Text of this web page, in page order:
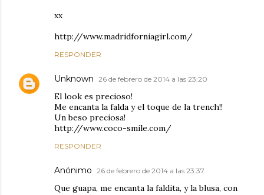
xx
http://www.madridforniagirl.com/
RESPONDER
Unknown 26 de febrero de 2014 a las 23:20
El look es precioso!
Me encanta la falda y el toque de la trench!!
Un beso preciosa!
http://www.coco-smile.com/
RESPONDER
Anónimo 26 de febrero de 2014 a las 23:37
Que guapa, me encanta la faldita, y la blusa, con